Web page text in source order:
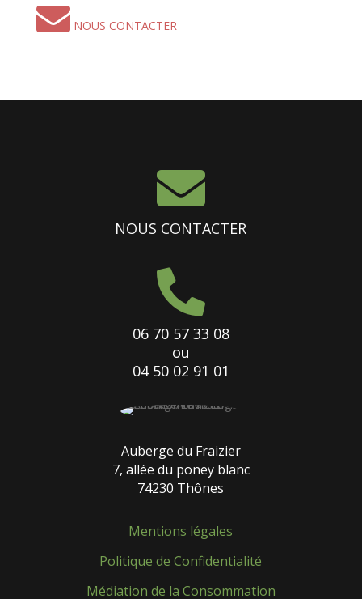
NOUS CONTACTER

NOUS CONTACTER

06 70 57 33 08
ou
04 50 02 91 01
Auberge du Fraizier
7, allée du poney blanc
74230 Thônes
Mentions légales
Politique de Confidentialité
Médiation de la Consommation